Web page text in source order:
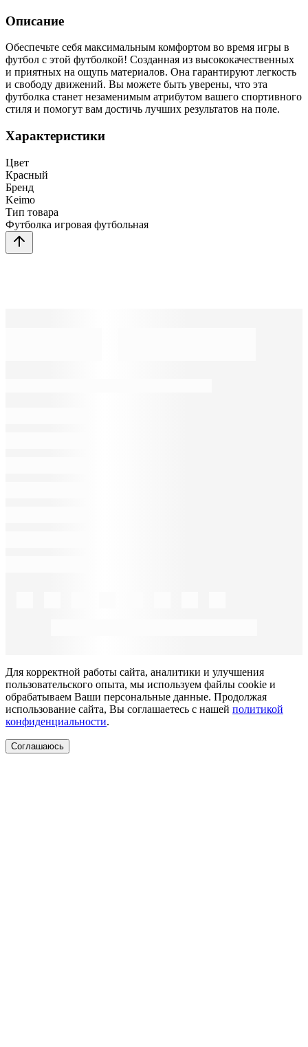
Описание
Обеспечьте себя максимальным комфортом во время игры в
футбол с этой футболкой! Созданная из высококачественных
и приятных на ощупь материалов. Она гарантируют легкость
и свободу движений. Вы можете быть уверены, что эта
футболка станет незаменимым атрибутом вашего спортивного
стиля и помогут вам достичь лучших результатов на поле.
Характеристики
Цвет
Красный
Бренд
Keimo
Тип товара
Футболка игровая футбольная
Для корректной работы сайта, аналитики и улучшения
пользовательского опыта, мы используем файлы cookie и
обрабатываем Ваши персональные данные. Продолжая
использование сайта, Вы соглашаетесь с нашей политикой
конфиденциальности.
Соглашаюсь